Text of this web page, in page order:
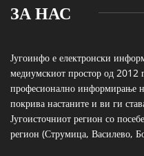
ЗА НАС
Југоинфо е електронски
медиумскиот простор од 2012
професионално информирање
покрива настаните и ви ги
Југоисточниот регион со
регион (Струмица, Василево,